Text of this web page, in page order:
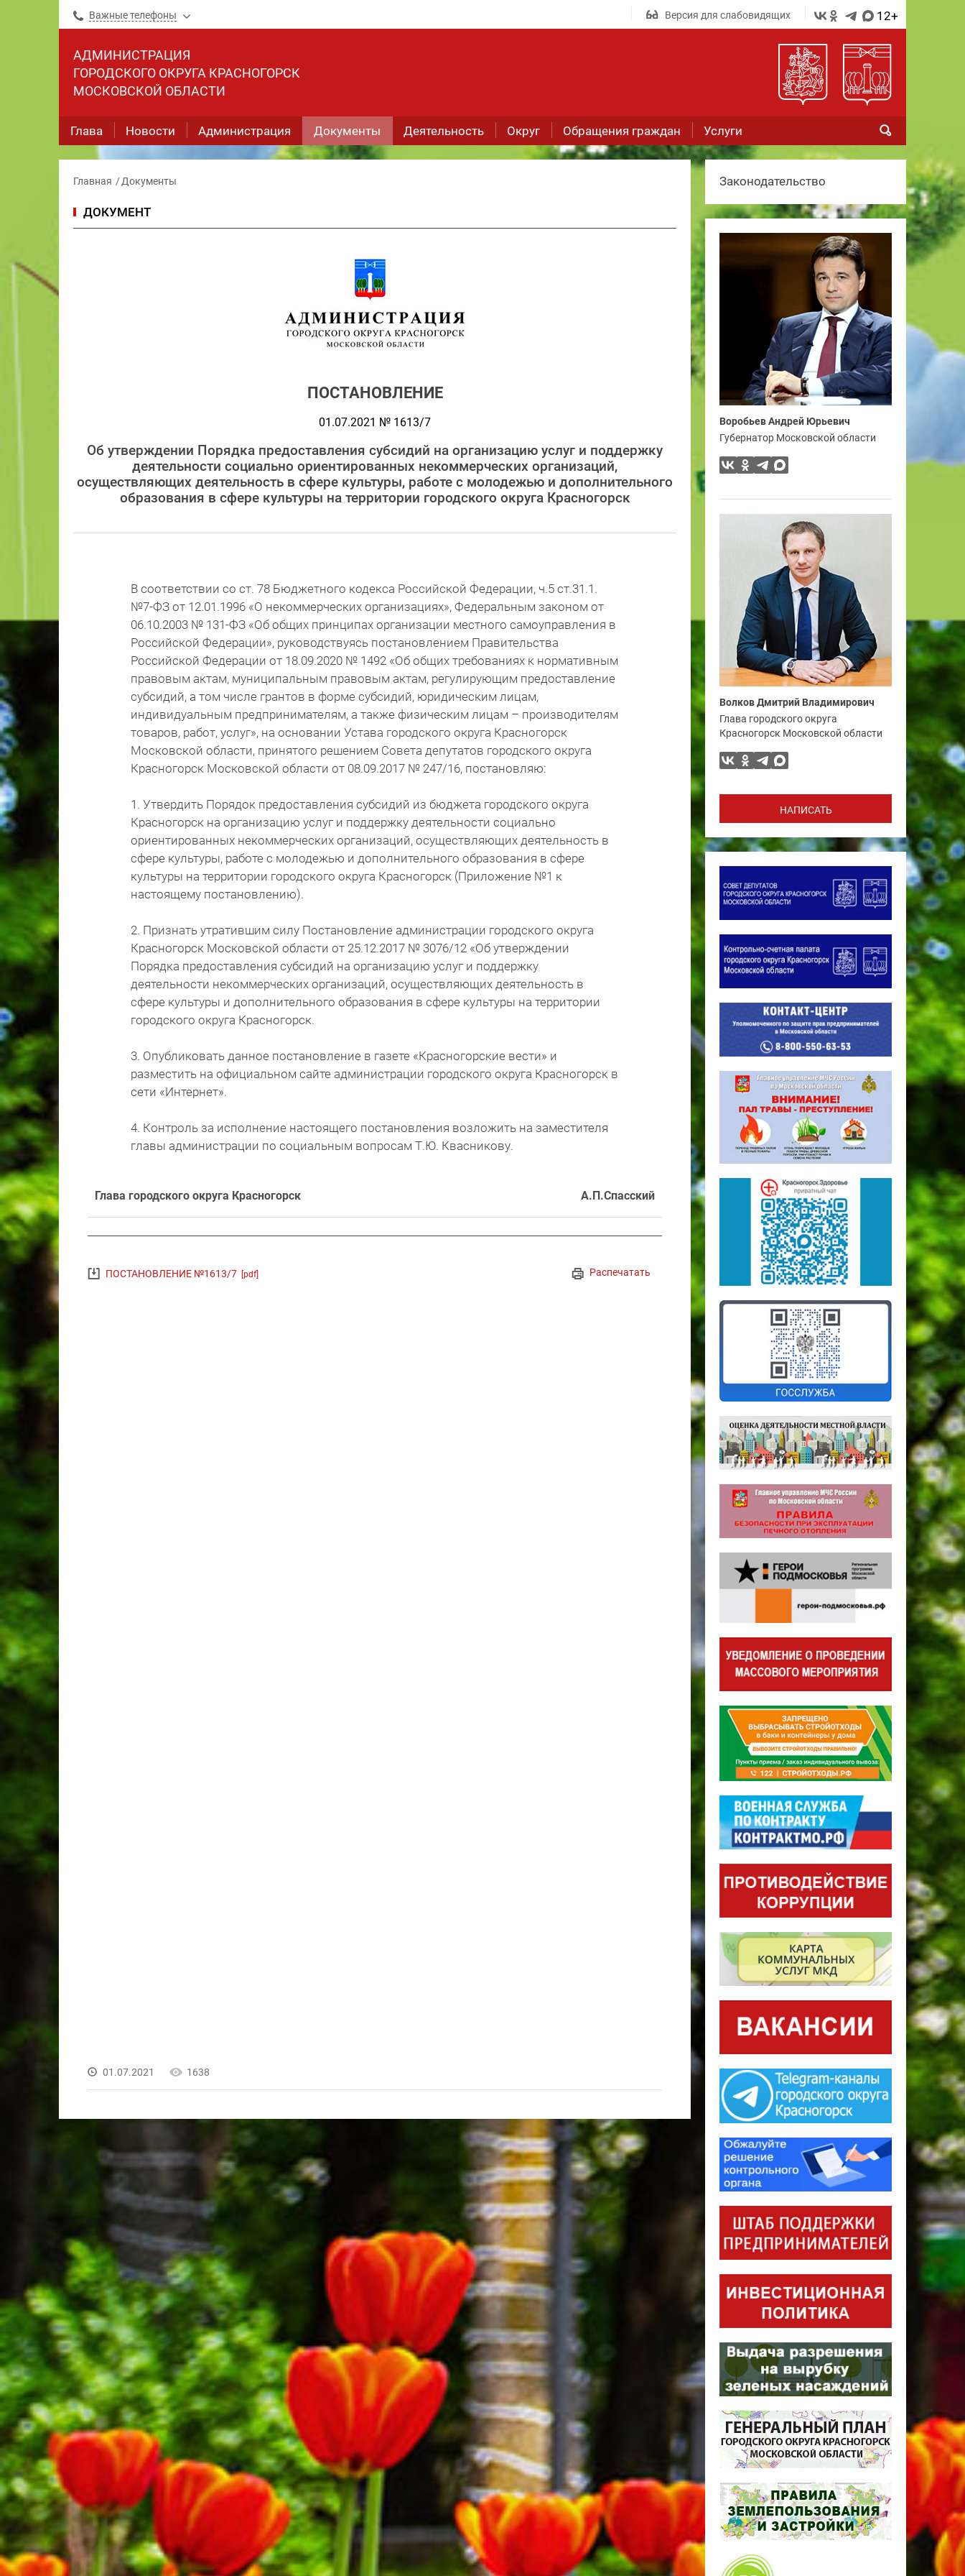
Важные телефоны Версия для слабовидящих 12+
АДМИНИСТРАЦИЯ
ГОРОДСКОГО ОКРУГА КРАСНОГОРСК
МОСКОВСКОЙ ОБЛАСТИ
Глава Новости Администрация Документы Деятельность Округ Обращения граждан Услуги
Главная Документы
ДОКУМЕНТ
ПОСТАНОВЛЕНИЕ
01.07.2021 № 1613/7
Об утверждении Порядка предоставления субсидий на организацию услуг и поддержку
деятельности социально ориентированных некоммерческих организаций,
осуществляющих деятельность в сфере культуры, работе с молодежью и дополнительного
образования в сфере культуры на территории городского округа Красногорск
В соответствии со ст. 78 Бюджетного кодекса Российской Федерации, ч.5 ст.31.1.
№7-ФЗ от 12.01.1996 «О некоммерческих организациях», Федеральным законом от
06.10.2003 № 131-ФЗ «Об общих принципах организации местного самоуправления в
Российской Федерации», руководствуясь постановлением Правительства
Российской Федерации от 18.09.2020 № 1492 «Об общих требованиях к нормативным
правовым актам, муниципальным правовым актам, регулирующим предоставление
субсидий, а том числе грантов в форме субсидий, юридическим лицам,
индивидуальным предпринимателям, а также физическим лицам – производителям
товаров, работ, услуг», на основании Устава городского округа Красногорск
Московской области, принятого решением Совета депутатов городского округа
Красногорск Московской области от 08.09.2017 № 247/16, постановляю:
1. Утвердить Порядок предоставления субсидий из бюджета городского округа
Красногорск на организацию услуг и поддержку деятельности социально
ориентированных некоммерческих организаций, осуществляющих деятельность в
сфере культуры, работе с молодежью и дополнительного образования в сфере
культуры на территории городского округа Красногорск (Приложение №1 к
настоящему постановлению).
2. Признать утратившим силу Постановление администрации городского округа
Красногорск Московской области от 25.12.2017 № 3076/12 «Об утверждении
Порядка предоставления субсидий на организацию услуг и поддержку
деятельности некоммерческих организаций, осуществляющих деятельность в
сфере культуры и дополнительного образования в сфере культуры на территории
городского округа Красногорск.
3. Опубликовать данное постановление в газете «Красногорские вести» и
разместить на официальном сайте администрации городского округа Красногорск в
сети «Интернет».
4. Контроль за исполнение настоящего постановления возложить на заместителя
главы администрации по социальным вопросам Т.Ю. Квасникову.
Глава городского округа Красногорск А.П.Спасский
Распечатать
ПОСТАНОВЛЕНИЕ №1613/7 [pdf]
01.07.2021 1638
Законодательство
Воробьев Андрей Юрьевич
Губернатор Московской области
Волков Дмитрий Владимирович
Глава городского округа
Красногорск Московской области
НАПИСАТЬ